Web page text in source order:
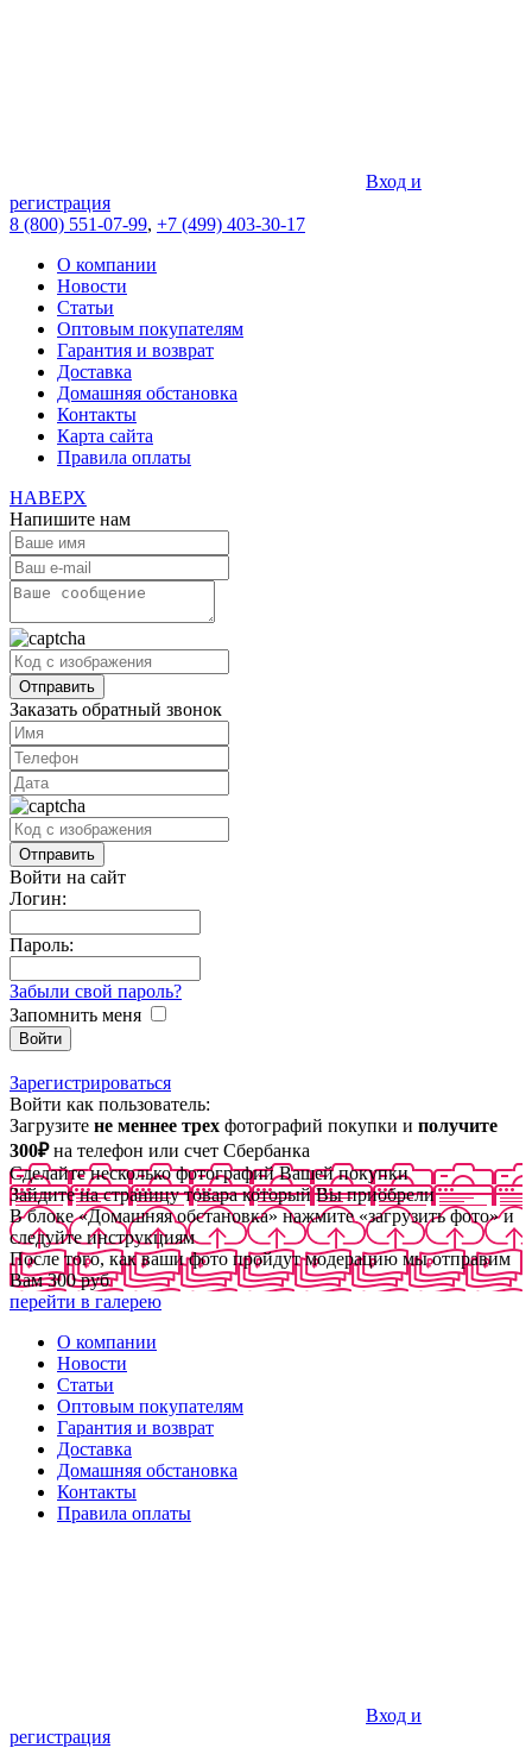
Вход и
регистрация
8 (800) 551-07-99, +7 (499) 403-30-17
О компании
Новости
Статьи
Оптовым покупателям
Гарантия и возврат
Доставка
Домашняя обстановка
Контакты
Карта сайта
Правила оплаты
НАВЕРХ
Напишите нам
Заказать обратный звонок
Войти на сайт
Логин:
Пароль:
Забыли свой пароль?
Запомнить меня
Зарегистрироваться
Войти как пользователь:
Загрузите не меннее трех фотографий покупки и получите
300₽на телефон или счет Сбербанка
Сделайте несколько фотографий Вашей покупки
Зайдите на страницу товара который Вы приобрели
В блоке «Домашняя обстановка» нажмите «загрузить фото» и
следуйте инструкциям
После того, как ваши фото пройдут модерацию мы отправим
Вам 300 руб
перейти в галерею
О компании
Новости
Статьи
Оптовым покупателям
Гарантия и возврат
Доставка
Домашняя обстановка
Контакты
Правила оплаты
Вход и
регистрация